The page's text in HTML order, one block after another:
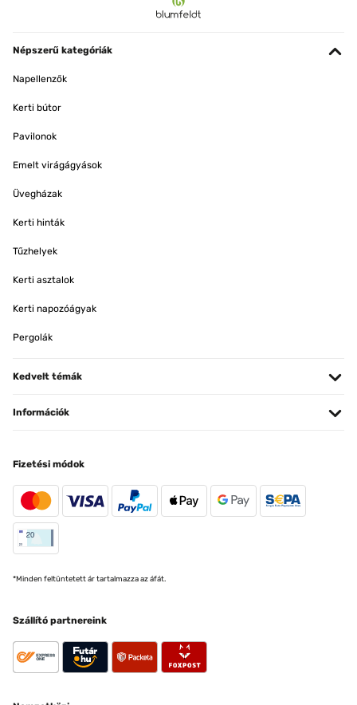
Népszerű kategóriák
Napellenzők
Kerti bútor
Pavilonok
Emelt virágágyások
Üvegházak
Kerti hinták
Tűzhelyek
Kerti asztalok
Kerti napozóágyak
Pergolák
Kedvelt témák
Információk
Fizetési módok
*Minden feltüntetett ár tartalmazza az áfát.
Szállító partnereink